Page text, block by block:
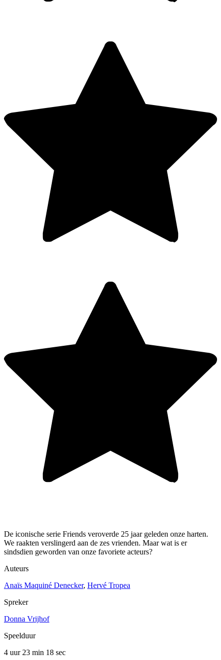
De iconische serie Friends veroverde 25 jaar geleden onze harten.
We raakten verslingerd aan de zes vrienden. Maar wat is er
sindsdien geworden van onze favoriete acteurs?
Auteurs
Anaïs Maquiné Denecker, Hervé Tropea
Spreker
Donna Vrijhof
Speelduur
4 uur 23 min 18 sec